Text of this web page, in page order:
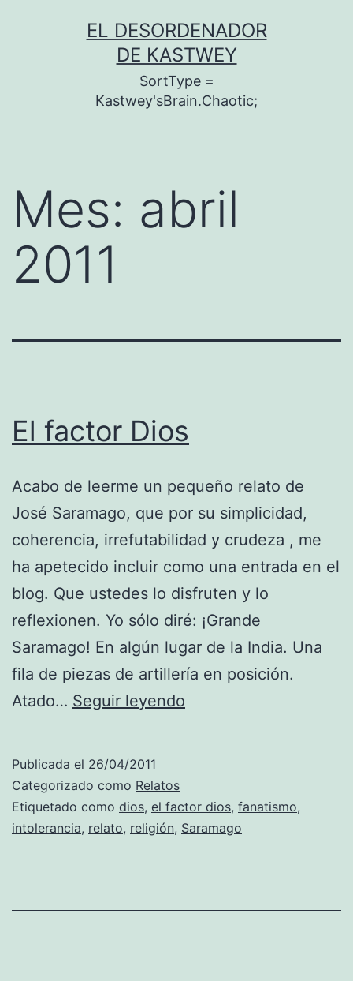
EL DESORDENADOR
DE KASTWEY
SortType =
Kastwey'sBrain.Chaotic;
Mes: abril
2011
El factor Dios
Acabo de leerme un pequeño relato de
José Saramago, que por su simplicidad,
coherencia, irrefutabilidad y crudeza , me
ha apetecido incluir como una entrada en el
blog. Que ustedes lo disfruten y lo
reflexionen. Yo sólo diré: ¡Grande
Saramago! En algún lugar de la India. Una
fila de piezas de artillería en posición.
Atado… Seguir leyendo
Publicada el 26/04/2011
Categorizado como Relatos
Etiquetado como dios, el factor dios, fanatismo,
intolerancia, relato, religión, Saramago